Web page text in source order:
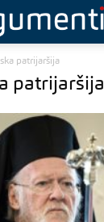
patrijaršija
patrijaršija